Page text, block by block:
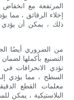
المرتفعة مع انخفاض
إخلاء الرقائق ، مما
ذلك ، يمكن أن يؤدي
من الضروري أيضًا
التصنيع بأكملها
تؤدي الانحرافات في
السطح ، مما يؤدي
معلمات القطع
البلاستيكية ، يمكن